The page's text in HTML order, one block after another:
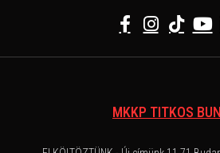
MKKP TITKOS